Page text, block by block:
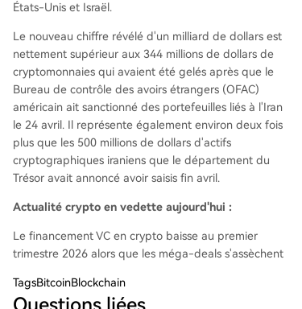
États-Unis et Israël.
Le nouveau chiffre révélé d'un milliard de dollars est
nettement supérieur aux 344 millions de dollars de
cryptomonnaies qui avaient été gelés après que le
Bureau de contrôle des avoirs étrangers (OFAC)
américain ait sanctionné des portefeuilles liés à l'Iran
le 24 avril. Il représente également environ deux fois
plus que les 500 millions de dollars d'actifs
cryptographiques iraniens que le département du
Trésor avait annoncé avoir saisis fin avril.
Actualité crypto en vedette aujourd'hui :
Le financement VC en crypto baisse au premier
trimestre 2026 alors que les méga-deals s'assèchent
TagsBitcoinBlockchain